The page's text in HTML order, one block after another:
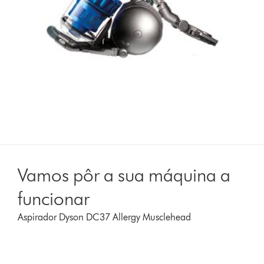
Vamos pôr a sua máquina a
funcionar
Aspirador Dyson DC37 Allergy Musclehead